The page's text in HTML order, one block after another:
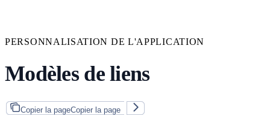
PERSONNALISATION DE L'APPLICATION
Modèles de liens
Copier la pageCopier la page